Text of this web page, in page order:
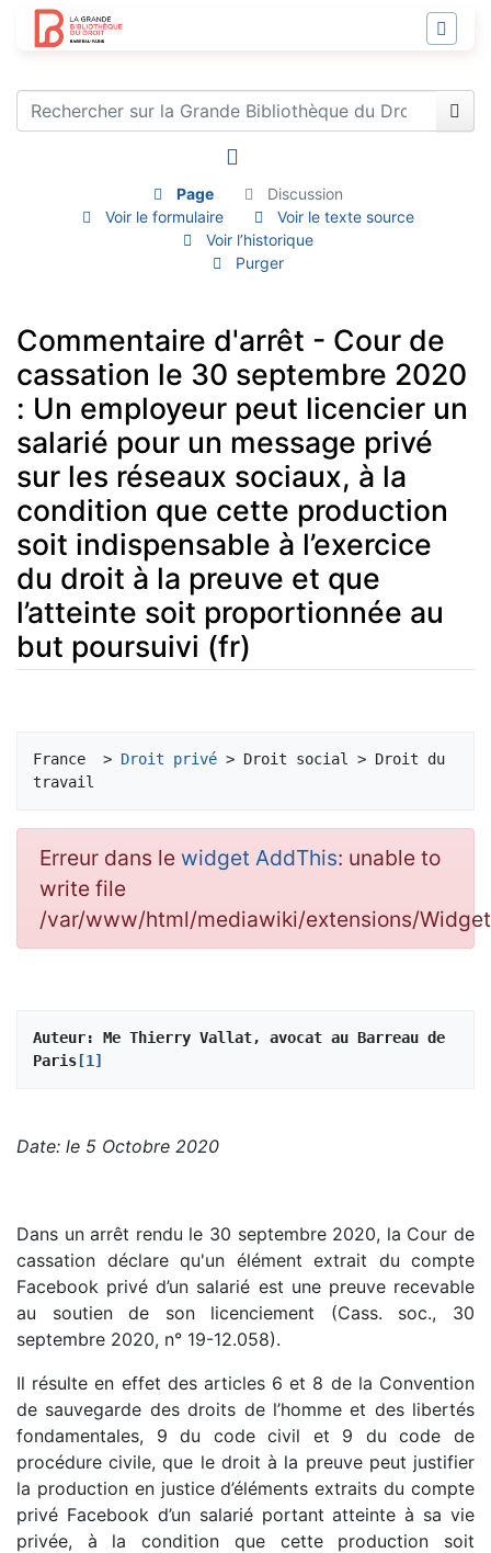
Page
Discussion
Voir le formulaire
Voir le texte source
Voir l’historique
Purger
Commentaire d'arrêt - Cour de
cassation le 30 septembre 2020
: Un employeur peut licencier un
salarié pour un message privé
sur les réseaux sociaux, à la
condition que cette production
soit indispensable à l’exercice
du droit à la preuve et que
l’atteinte soit proportionnée au
but poursuivi (fr)
France  > Droit privé > Droit social > Droit du
Erreur dans le widget AddThis: unable to
write file
/var/www/html/mediawiki/extensions/
Auteur: Me Thierry Vallat, avocat au Barreau de
Paris [1]
Date: le 5 Octobre 2020
Dans un arrêt rendu le 30 septembre 2020, la Cour de
cassation déclare qu'un élément extrait du compte
Facebook privé d’un salarié est une preuve recevable
au soutien de son licenciement (Cass. soc., 30
septembre 2020, n° 19-12.058).
Il résulte en effet des articles 6 et 8 de la Convention
de sauvegarde des droits de l’homme et des libertés
fondamentales, 9 du code civil et 9 du code de
procédure civile, que le droit à la preuve peut justifier
la production en justice d’éléments extraits du compte
privé Facebook d’un salarié portant atteinte à sa vie
privée, à la condition que cette production soit